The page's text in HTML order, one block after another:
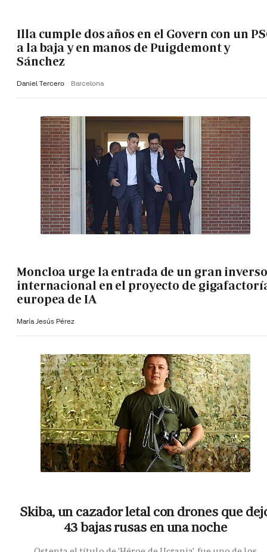
Illa cumple dos años en el Govern con un
a la baja y en manos de Puigdemont y
Sánchez
Daniel Tercero Barcelona
Moncloa urge la entrada de un gran
internacional en el proyecto de
europea de IA
María Jesús Pérez
Skiba, un cazador letal con drones que
43 bajas rusas en una noche